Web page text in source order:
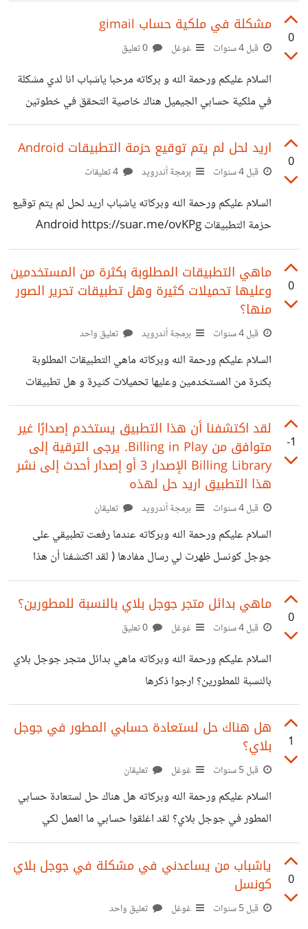
0
مشكلة في ملكية حساب gimail
قبل 4 سنوات غوغل
السلام عليكم ورحمة الله و بركاته مرحبا ياشباب انا لدي مشكلة
في ملكية حسابي الجيميل هناك خاصية التحقق في خطوتين
بستخدام رقم الهاتف لقد حصل خلل ما في رقم الهاتف ف لم اعد
استطيع ارجاع حسابي ما العمل اريد حل
0
اريد لحل لم يتم توقيع حزمة التطبيقات Android
قبل 4 سنوات برمجة أندرويد
السلام عليكم ورحمة الله وبركاته ياشباب اريد لحل لم يتم توقيع
حزمة التطبيقات Android https://suar.me/ovKPg
0
ماهي التطبيقات المطلوبة بكثرة من المستخدمين
وعليها تحميلات كثيرة وهل تطبيقات تحرير الصور
منها؟
قبل 4 سنوات برمجة أندرويد تعليق واحد
السلام عليكم ورحمة الله وبركاته ماهي التطبيقات المطلوبة
بكثرة من المستخدمين وعليها تحميلات كثيرة و هل تطبيقات
تحرير الصور منها؟
-1
لقد اكتشفنا أن هذا التطبيق يستخدم إصدارًا غير
متوافق من Billing in Play. يرجى الترقية إلى
Billing Library الإصدار 3 أو إصدار أحدث إلى نشر
هذا التطبيق اريد حل لهذه
قبل 4 سنوات برمجة أندرويد تعليقان
السلام عليكم ورحمة الله وبركاته عندما رفعت تطبيقي على
جوجل كونسل ظهرت لي رسال مفادها ( لقد اكتشفنا أن هذا
التطبيق يستخدم إصدارًا غير متوافق من Billing in Play.
يرجى الترقية إلى Billing Library الإصدار 3 أو إصدار أحدث
إلى نشر هذا التطبيق) ماهو هل ذالك?
0
ماهي بدائل متجر جوجل بلاي بالنسبة للمطورين؟
قبل 4 سنوات غوغل
السلام عليكم ورحمة الله وبركاته ماهي بدائل متجر جوجل بلاي
بالنسبة للمطورين؟ ارجوا ذكرها
1
هل هناك حل لستعادة حسابي المطور في جوجل
بلاي؟
قبل 5 سنوات غوغل تعليقان
السلام عليكم ورحمة الله وبركاته هل هناك حل لستعادة حسابي
المطور في جوجل بلاي؟ لقد اغلقوا حسابي ما العمل لكي
ارجعها؟
0
ياشباب من يساعدني في مشكلة في جوجل بلاي
كونسل
قبل 5 سنوات غوغل تعليق واحد